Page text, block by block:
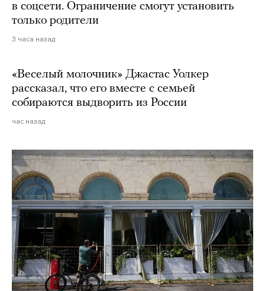
в соцсети. Ограничение смогут установить
только родители
3 часа назад
«Веселый молочник» Джастас Уолкер
рассказал, что его вместе с семьей
собираются выдворить из России
час назад